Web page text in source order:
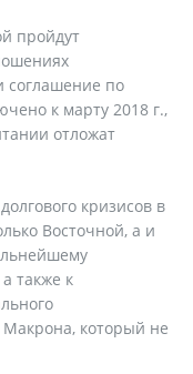
пройдут
соглашение по
к марту 2018 г.,
отложат
кризисов в
Восточной, а и
также к
который не